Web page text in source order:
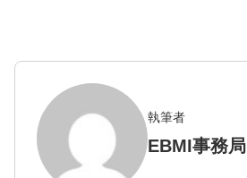
執筆者
EBMI事務局